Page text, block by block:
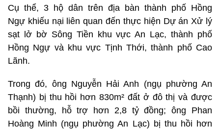
Cụ thể, 3 hộ dân trên địa bàn thành phố Hồng
Ngự khiếu nại liên quan đến thực hiện Dự án Xử lý
sạt lở bờ Sông Tiền khu vực An Lạc, thành phố
Hồng Ngự và khu vực Tịnh Thới, thành phố Cao
Lãnh.
Trong đó, ông Nguyễn Hải Anh (ngụ phường An
Thạnh) bị thu hồi hơn 830m² đất ở đô thị và được
bồi thường, hỗ trợ hơn 2,8 tỷ đồng; ông Phan
Hoàng Minh (ngụ phường An Lạc) bị thu hồi hơn